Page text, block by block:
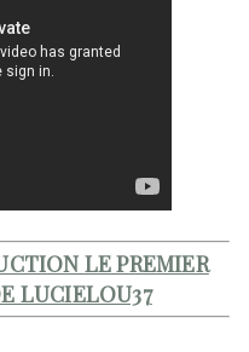
LE PREMIER
LUCIELOU37